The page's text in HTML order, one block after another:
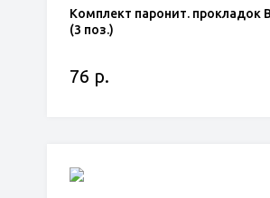
Комплект паронит.
(3 поз.)
76 р.